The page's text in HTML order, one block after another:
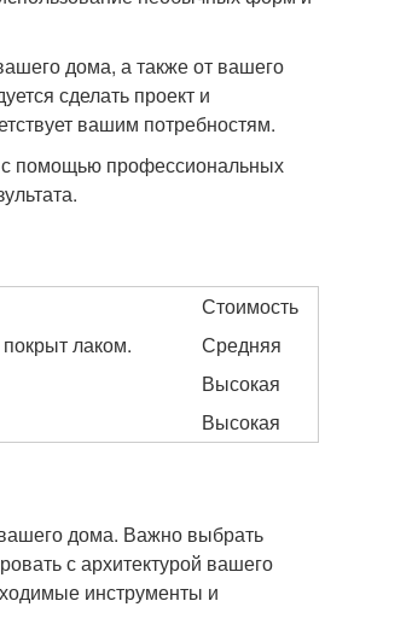
дома, а также от вашего
сделать проект и
вашим потребностям.
помощью профессиональных
Стоимость
лаком.
Средняя
Высокая
Высокая
дома. Важно выбрать
с архитектурой вашего
инструменты и